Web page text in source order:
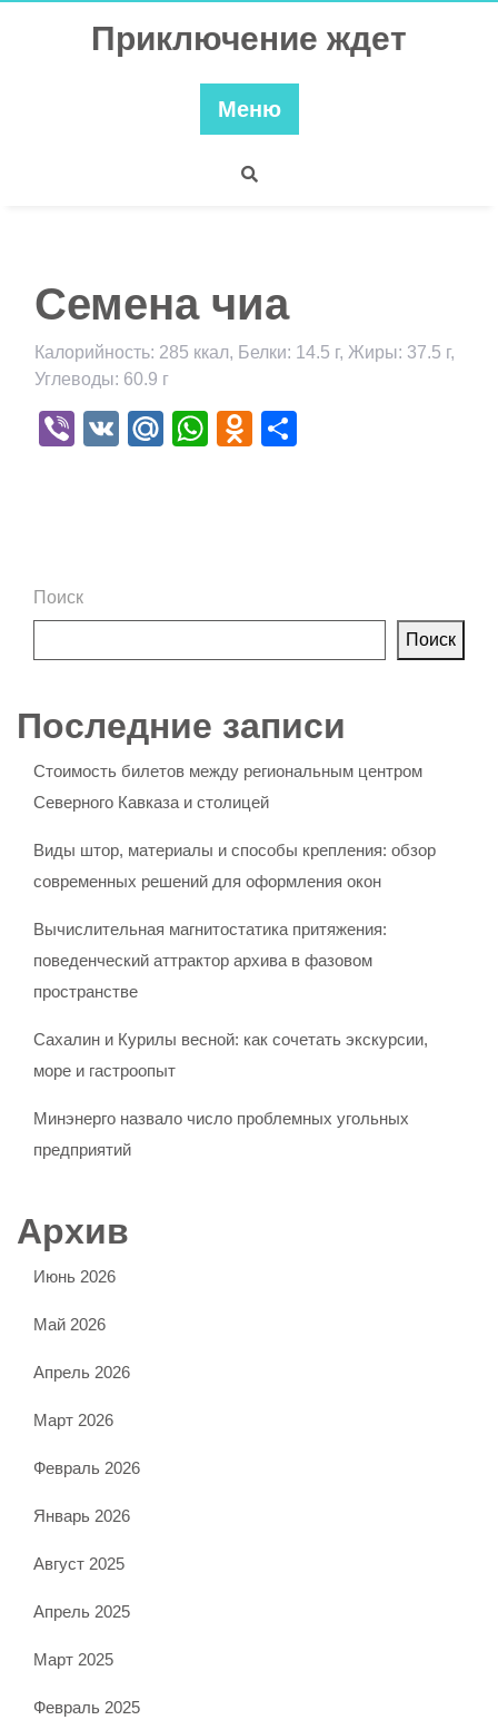
Приключение ждет
Меню
Семена чиа
Калорийность: 285 ккал, Белки: 14.5 г, Жиры: 37.5 г,
Углеводы: 60.9 г
Viber
VK Mail.Ru
WhatsApp
Odnoklassniki
Поиск
Поиск
Последние записи
Стоимость билетов между региональным центром
Северного Кавказа и столицей
Виды штор, материалы и способы крепления: обзор
современных решений для оформления окон
Вычислительная магнитостатика притяжения:
поведенческий аттрактор архива в фазовом
пространстве
Сахалин и Курилы весной: как сочетать экскурсии,
море и гастроопыт
Минэнерго назвало число проблемных угольных
предприятий
Архив
Июнь 2026
Май 2026
Апрель 2026
Март 2026
Февраль 2026
Январь 2026
Август 2025
Апрель 2025
Март 2025
Февраль 2025